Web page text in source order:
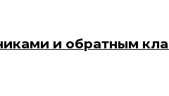
и обратным